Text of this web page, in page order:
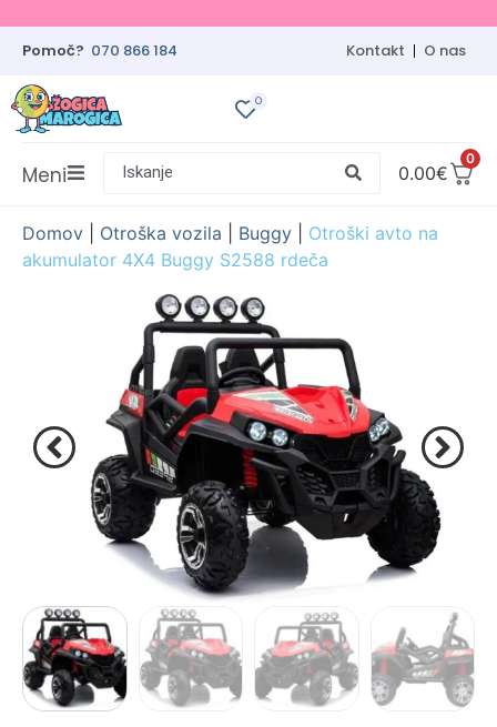
Pomoč? 070 866 184 Kontakt O nas
0
0
0.00€
Iskanje
Meni
Domov Otroška vozila Buggy
Otroški avto na
akumulator 4X4 Buggy S2588 rdeča